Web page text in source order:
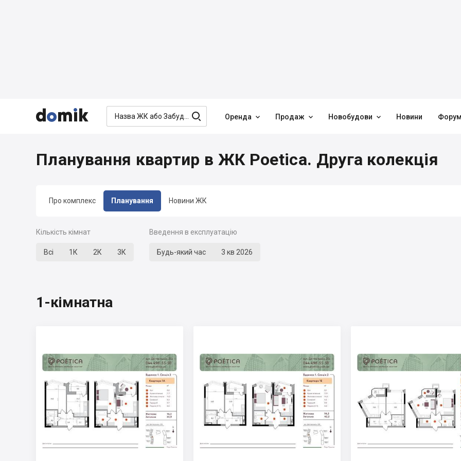


  Оренда  Продаж  Новобудови  Новини
Про комплекс Планування Новини ЖК
Планування квартир в ЖК Poetica. Друга колекція
Кількість кімнат
Всі 1К 2К 3К
Введення в експлуатацію
Будь-який час 3 кв 2026
1-кімнатна